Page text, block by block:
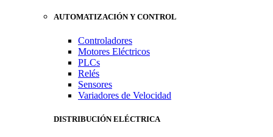
AUTOMATIZACIÓN Y CONTROL
Controladores
Motores Eléctricos
PLCs
Relés
Sensores
Variadores de Velocidad
DISTRIBUCIÓN ELÉCTRICA